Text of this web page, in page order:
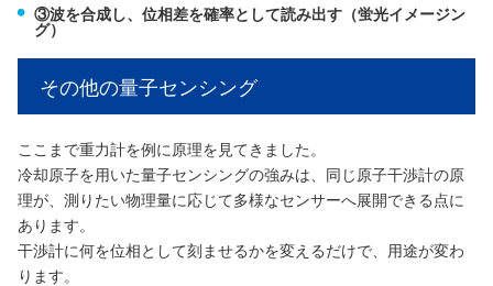
③波を合成し、位相差を確率として読み出す（蛍光イメージン
グ）
その他の量子センシング
ここまで重力計を例に原理を見てきました。
冷却原子を用いた量子センシングの強みは、同じ原子干渉計の原
理が、測りたい物理量に応じて多様なセンサーへ展開できる点に
あります。
干渉計に何を位相として刻ませるかを変えるだけで、用途が変わ
ります。